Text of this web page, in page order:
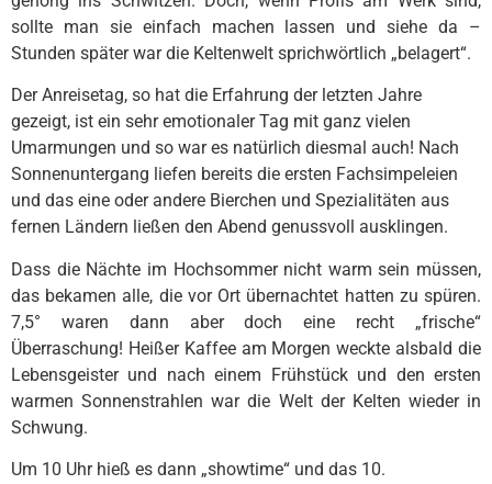
sollte man sie einfach machen lassen und siehe da –
Stunden später war die Keltenwelt sprichwörtlich „belagert“.
Der Anreisetag, so hat die Erfahrung der letzten Jahre
gezeigt, ist ein sehr emotionaler Tag mit ganz vielen
Umarmungen und so war es natürlich diesmal auch! Nach
Sonnenuntergang liefen bereits die ersten Fachsimpeleien
und das eine oder andere Bierchen und Spezialitäten aus
fernen Ländern ließen den Abend genussvoll ausklingen.
Dass die Nächte im Hochsommer nicht warm sein müssen,
das bekamen alle, die vor Ort übernachtet hatten zu spüren.
7,5° waren dann aber doch eine recht „frische“
Überraschung! Heißer Kaffee am Morgen weckte alsbald die
Lebensgeister und nach einem Frühstück und den ersten
warmen Sonnenstrahlen war die Welt der Kelten wieder in
Schwung.
Um 10 Uhr hieß es dann „showtime“ und das 10.